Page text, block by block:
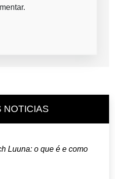
NOTICIAS
Luuna: o que é e como